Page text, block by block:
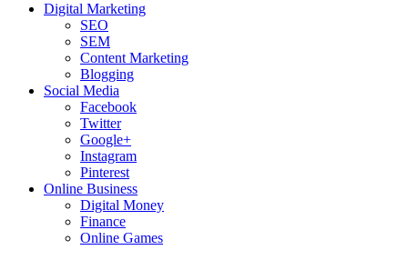
Digital Marketing
SEO
SEM
Content Marketing
Blogging
Social Media
Facebook
Twitter
Google+
Instagram
Pinterest
Online Business
Digital Money
Finance
Online Games